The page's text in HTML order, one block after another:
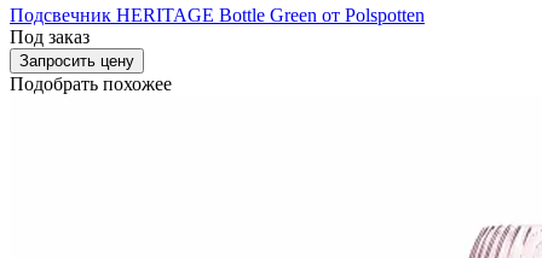
Подсвечник HERITAGE Bottle Green от Polspotten
Под заказ
Запросить цену
Подобрать похожее